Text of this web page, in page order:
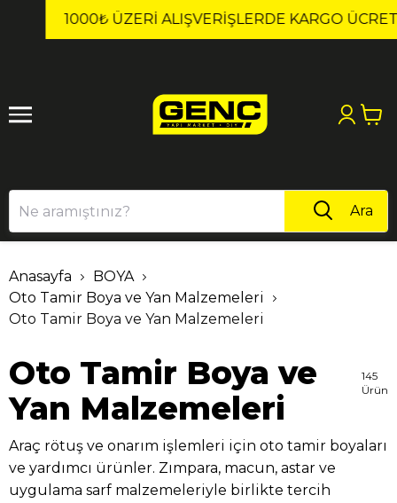
1000₺ ÜZERI ALIŞVERIŞLERDE KARGO ÜCRETSİZ!
1 2
Ara
Anasayfa
BOYA
Oto Tamir Boya ve Yan Malzemeleri
Oto Tamir Boya ve Yan Malzemeleri
Oto Tamir Boya ve
Yan Malzemeleri
145
Ürün
Araç rötuş ve onarım işlemleri için oto tamir boyaları
ve yardımcı ürünler. Zımpara, macun, astar ve
uygulama sarf malzemeleriyle birlikte tercih